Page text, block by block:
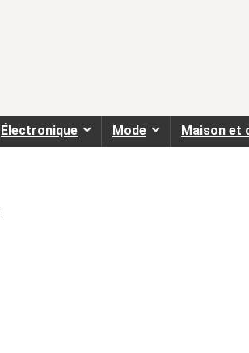
Électronique Mode Maison et